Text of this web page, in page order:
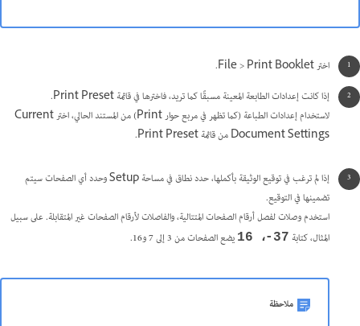
اختر File > Print Booklet.
إذا كانت إعدادات الطابعة المعينة مسبقًا كما تريد، فاخترها في قائمة Print Preset.
لاستخدام إعدادات الطباعة (كما تظهر في مربع حوار Print) من المستند الحالي، اختر Current
Document Settings من قائمة Print Preset.
إذا لم ترغب في توقيع الوثيقة بأكملها، حدد نطاق في مساحة Setup وحدد أي الصفحات سيتم
تضمينها في التوقيع.
استخدم وصلات لفصل أرقام الصفحات المتتالية، والفاصلات لأرقام الصفحات غير المتقابلة. على سبيل
المثال، كتابة 37-، 16 يضع الصفحات من 3 إلى 7 و16.
ملاحظة